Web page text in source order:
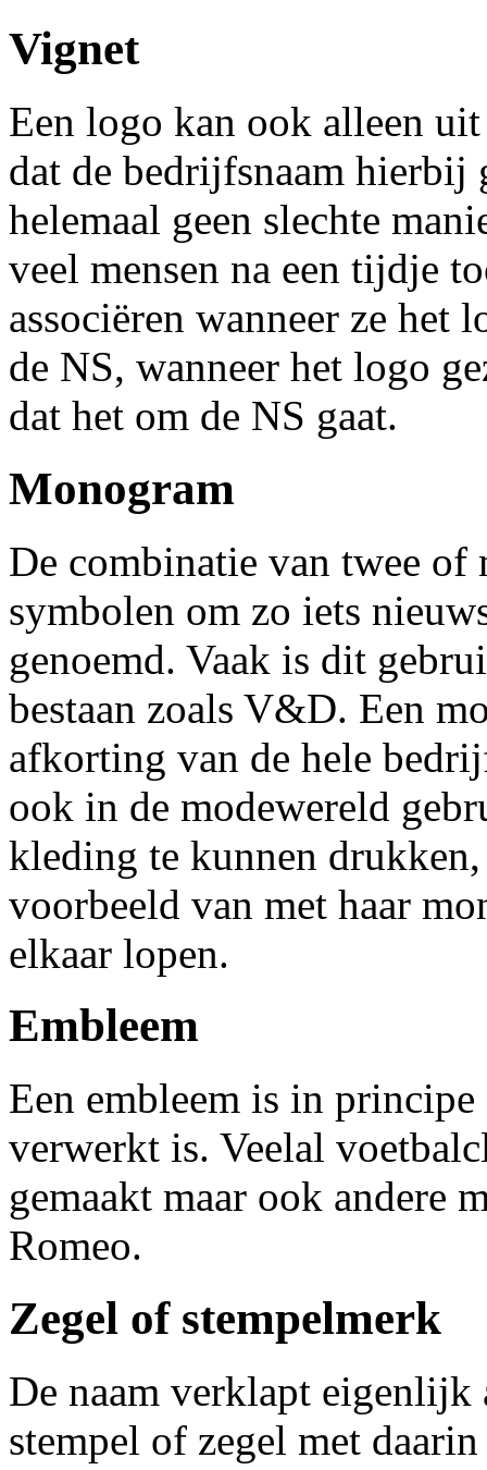
Vignet
Een logo kan ook alleen
dat de bedrijfsnaam
helemaal geen slechte
veel mensen na een tijdje
associëren wanneer ze het
de NS, wanneer het logo
dat het om de NS gaat.
Monogram
De combinatie van twee of
symbolen om zo iets
genoemd. Vaak is dit
bestaan zoals V&D. Een
afkorting van de hele
ook in de modewereld
kleding te kunnen
voorbeeld van met haar
elkaar lopen.
Embleem
Een embleem is in
verwerkt is. Veelal
gemaakt maar ook andere
Romeo.
Zegel of stempelmerk
De naam verklapt
stempel of zegel met